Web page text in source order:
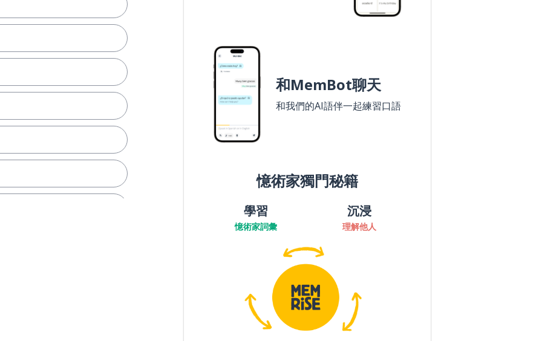
和MemBot聊天
和我們的AI語伴一起練習口語
憶術家獨門秘籍
學習
憶術家詞彙
沉浸
理解他人